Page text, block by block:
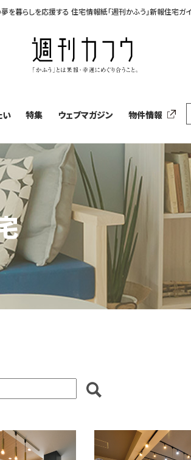
を暮らしを応援する 住宅情報紙「週刊かふう」新報住宅ガ
い 特集 ウェブマガジン 物件情報